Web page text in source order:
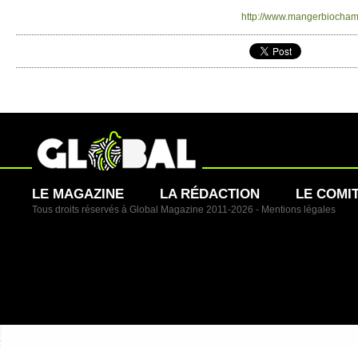
http://​
LE MAGAZINE LA RÉDACTION LE
Tous droits réservés à Global Magazine 2011-2026 - Mentions légales